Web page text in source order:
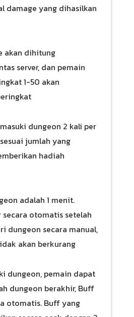
damage yang dihasilkan
akan dihitung
server, dan pemain
1-50 akan
dungeon 2 kali per
jumlah yang
hadiah
adalah 1 menit.
secara otomatis setelah
dungeon secara manual,
akan berkurang
dungeon, pemain dapat
dungeon berakhir, Buff
otomatis. Buff yang